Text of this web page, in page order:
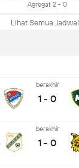
Agregat 2 - 0
Lihat Semua Jadwal
berakhir
1 - 0
berakhir
1 - 0